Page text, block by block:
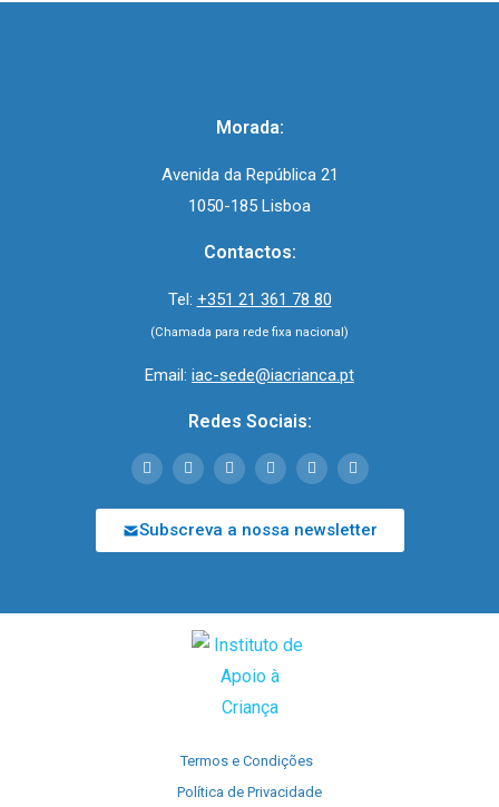
Morada:
Avenida da República 21
1050-185 Lisboa
Contactos:
Tel: +351 21 361 78 80
(Chamada para rede fixa nacional)
Email: iac-sede@iacrianca.pt
Redes Sociais:
Subscreva a nossa newsletter
Termos e Condições
Política de Privacidade